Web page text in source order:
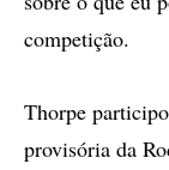
competição.
Thorpe
provisória da